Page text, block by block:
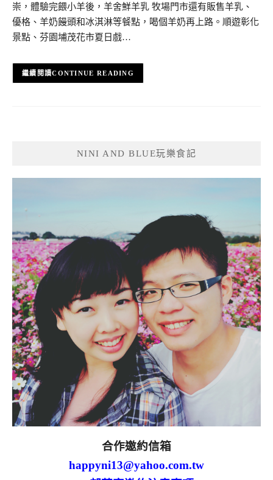
崇，體驗完餵小羊後，羊舍鮮羊乳 牧場門市還有販售羊乳、
優格、羊奶饅頭和冰淇淋等餐點，喝個羊奶再上路。順遊彰化
景點、芬園埔茂花市夏日戲…
CONTINUE READING
NINI AND BLUE玩樂食記
合作邀約信箱
happyni13@yahoo.com.tw